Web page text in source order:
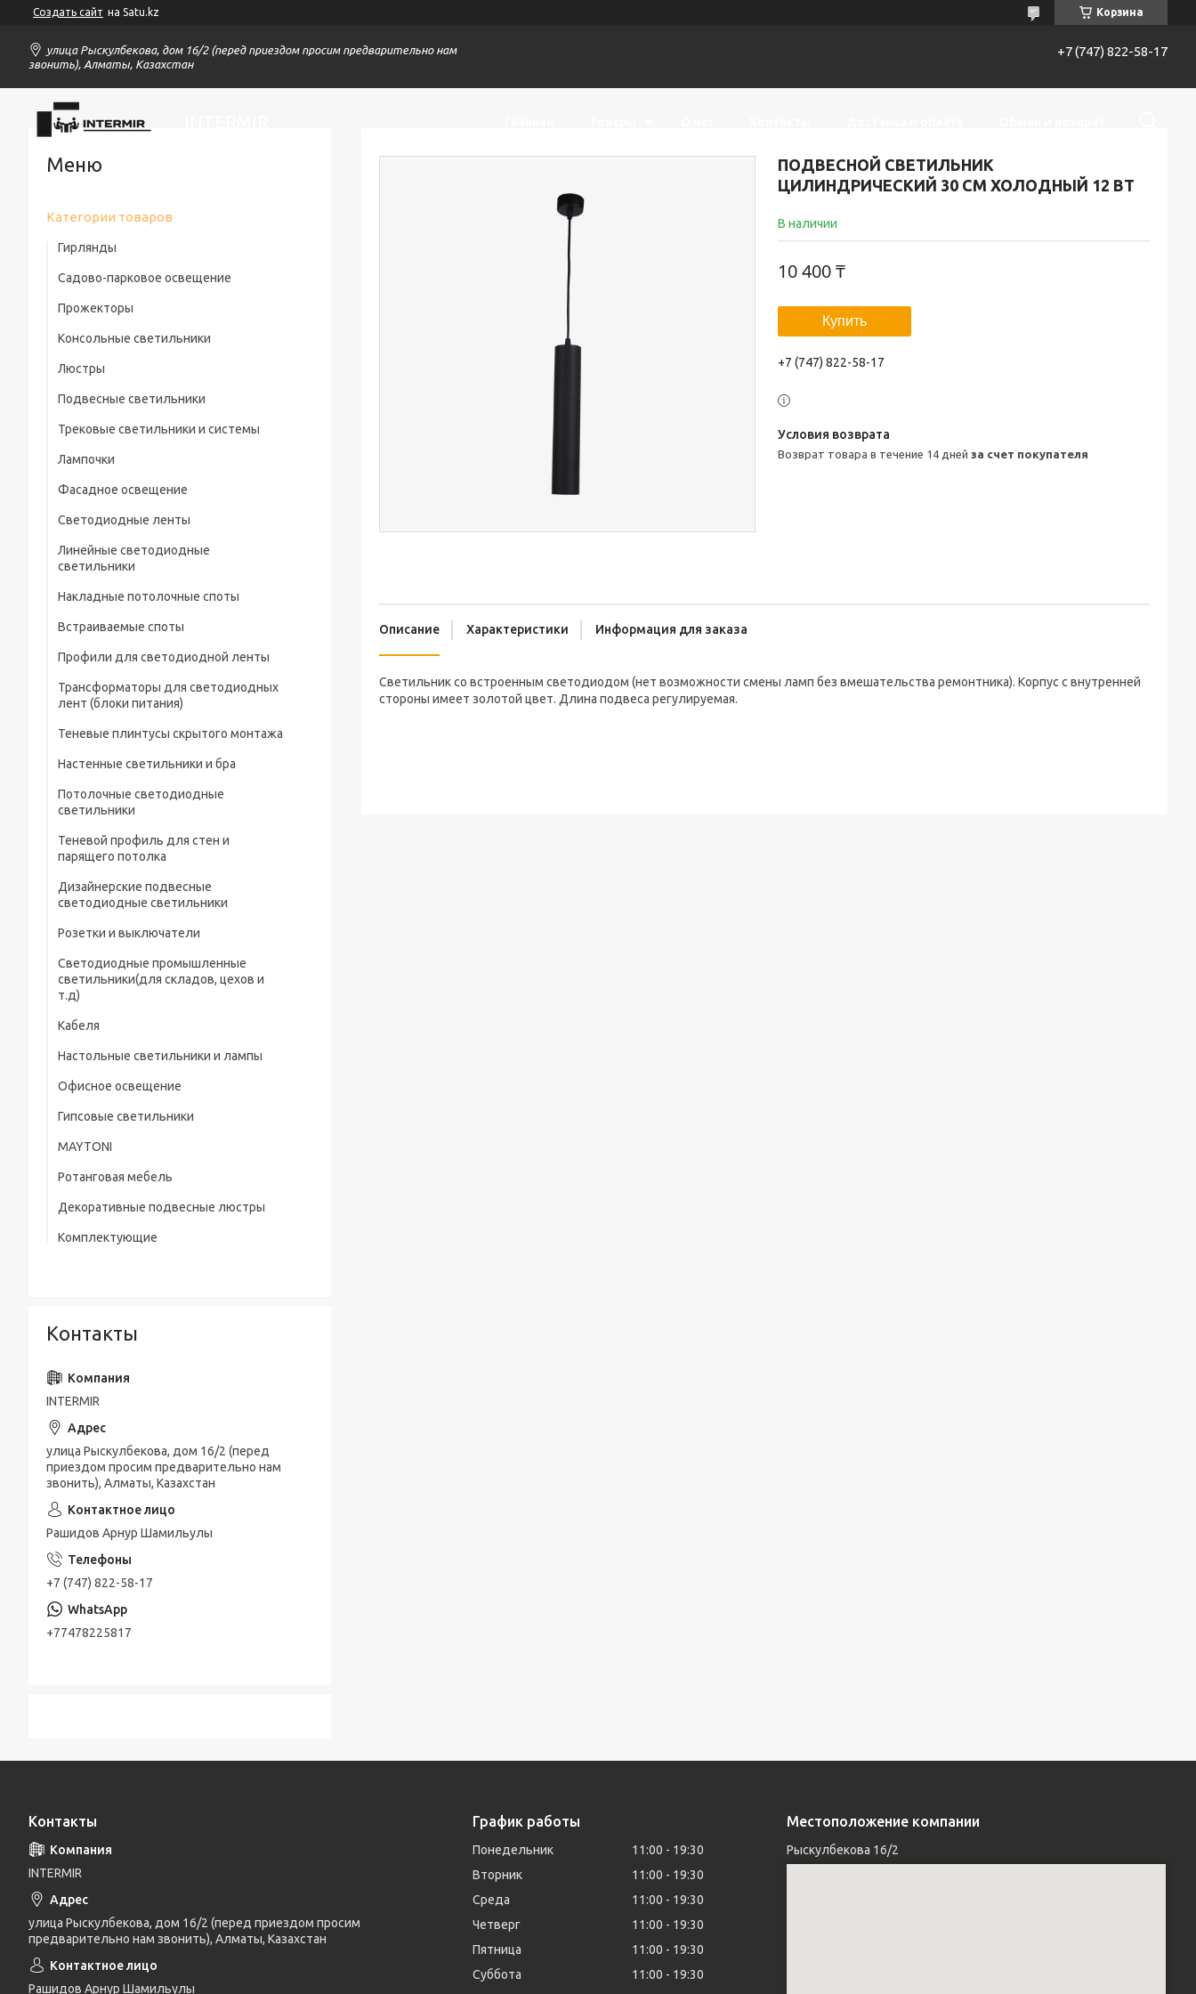
Создать сайт на Satu.kz Корзина
улица Рыскулбекова, дом 16/2 (перед приездом просим предварительно нам
звонить), Алматы, Казахстан
+7 (747) 822-58-17
ПОДВЕСНОЙ СВЕТИЛЬНИК
ЦИЛИНДРИЧЕСКИЙ 30 СМ ХОЛОДНЫЙ 12 ВТ
В наличии
10 400 ₸
Купить
+7 (747) 822-58-17
возврат товара в течение 14 дней за счет покупателя
Описание Характеристики Информация для заказа
Светильник со встроенным светодиодом (нет возможности смены ламп без вмешательства ремонтника). Корпус с внутренней
стороны имеет золотой цвет. Длина подвеса регулируемая.
Категории товаров
Гирлянды
Садово-парковое освещение
Прожекторы
Консольные светильники
Люстры
Подвесные светильники
Трековые светильники и системы
Лампочки
Фасадное освещение
Светодиодные ленты
Линейные светодиодные
светильники
Накладные потолочные споты
Встраиваемые споты
Профили для светодиодной ленты
Трансформаторы для светодиодных
лент (блоки питания)
Теневые плинтусы скрытого монтажа
Настенные светильники и бра
Потолочные светодиодные
светильники
Теневой профиль для стен и
парящего потолка
Дизайнерские подвесные
светодиодные светильники
Розетки и выключатели
Светодиодные промышленные
светильники(для складов, цехов и
т.д)
Кабеля
Настольные светильники и лампы
Офисное освещение
Гипсовые светильники
MAYTONI
Ротанговая мебель
Декоративные подвесные люстры
Комплектующие
Контакты
INTERMIR
улица Рыскулбекова, дом 16/2 (перед
приездом просим предварительно нам
звонить), Алматы, Казахстан
Рашидов Арнур Шамильулы
+7 (747) 822-58-17
+77478225817
Контакты
INTERMIR
улица Рыскулбекова, дом 16/2 (перед приездом просим
предварительно нам звонить), Алматы, Казахстан
Рашидов Арнур Шамильулы
График работы
Понедельник 11:00
19:30
Вторник
11:00
19:30
Среда
11:00
19:30
Четверг
11:00
19:30
Пятница
11:00
19:30
Суббота
11:00
19:30
Местоположение компании
Рыскулбекова 16/2